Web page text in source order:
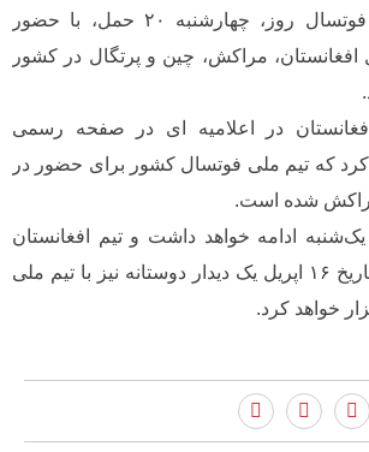
تورنمنت چهارجانبه فوتسال روز، چهارشنبه ۲۰ حمل، با حضور
مراکش، چین و پرتگال در کشور
در اعلامیه ای در صفحه رسمی
که تیم ملی فوتسال کشور برای حضور در
مراکش شده است.
یک‌شنبه ادامه خواهد داشت و تیم افغانستان
پس از پایان آن، در تاریخ ۱۶ اپریل یک دیدار دوستانه نیز با تیم ملی
خواهد کرد.